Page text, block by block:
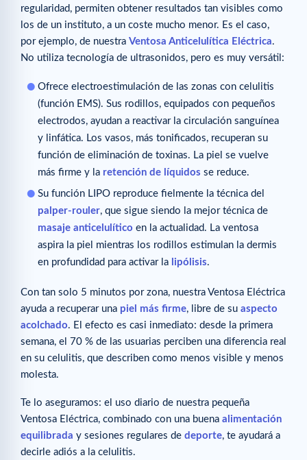
regularidad, permiten obtener resultados tan visibles como
los de un instituto, a un coste mucho menor. Es el caso,
por ejemplo, de nuestra Ventosa Anticelulítica Eléctrica.
No utiliza tecnología de ultrasonidos, pero es muy versátil:
Ofrece electroestimulación de las zonas con celulitis
(función EMS). Sus rodillos, equipados con pequeños
electrodos, ayudan a reactivar la circulación sanguínea
y linfática. Los vasos, más tonificados, recuperan su
función de eliminación de toxinas. La piel se vuelve
más firme y la retención de líquidos se reduce.
Su función LIPO reproduce fielmente la técnica del
palper-rouler, que sigue siendo la mejor técnica de
masaje anticelulítico en la actualidad. La ventosa
aspira la piel mientras los rodillos estimulan la dermis
en profundidad para activar la lipólisis.
Con tan solo 5 minutos por zona, nuestra Ventosa Eléctrica
ayuda a recuperar una piel más firme, libre de su aspecto
acolchado. El efecto es casi inmediato: desde la primera
semana, el 70 % de las usuarias perciben una diferencia real
en su celulitis, que describen como menos visible y menos
molesta.
Te lo aseguramos: el uso diario de nuestra pequeña
Ventosa Eléctrica, combinado con una buena alimentación
equilibrada y sesiones regulares de deporte, te ayudará a
decirle adiós a la celulitis.